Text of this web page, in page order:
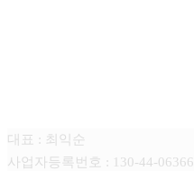
대표 : 최익순
사업자등록번호 : 130-44-06366